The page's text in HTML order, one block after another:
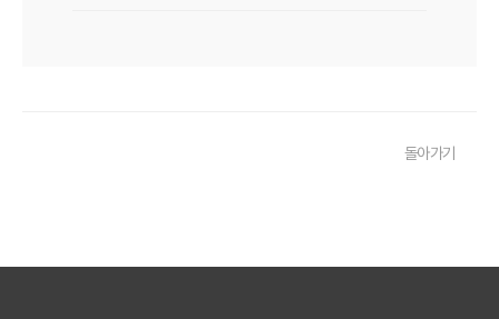
놓치면 후회! 자동차보험 가입 전 반드시 알아야 할 핵심 정보
돌아가기